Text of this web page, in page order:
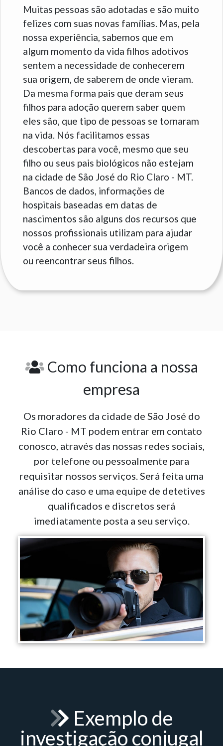
Muitas pessoas são adotadas e são muito
felizes com suas novas famílias. Mas, pela
nossa experiência, sabemos que em
algum momento da vida filhos adotivos
sentem a necessidade de conhecerem
sua origem, de saberem de onde vieram.
Da mesma forma pais que deram seus
filhos para adoção querem saber quem
eles são, que tipo de pessoas se tornaram
na vida. Nós facilitamos essas
descobertas para você, mesmo que seu
filho ou seus pais biológicos não estejam
na cidade de São José do Rio Claro - MT.
Bancos de dados, informações de
hospitais baseadas em datas de
nascimentos são alguns dos recursos que
nossos profissionais utilizam para ajudar
você a conhecer sua verdadeira origem
ou reencontrar seus filhos.
Como funciona a nossa
empresa
Os moradores da cidade de São José do
Rio Claro - MT podem entrar em contato
conosco, através das nossas redes sociais,
por telefone ou pessoalmente para
requisitar nossos serviços. Será feita uma
análise do caso e uma equipe de detetives
qualificados e discretos será
imediatamente posta a seu serviço.
Exemplo de
investigação conjugal